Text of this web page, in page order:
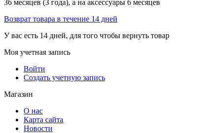
36 месяцев (3 года), а на аксессуары 6 месяцев
Возврат товара в течение 14 дней
У вас есть 14 дней, для того чтобы вернуть товар
Моя учетная запись
Войти
Создать учетную запись
Магазин
О нас
Карта сайта
Новости